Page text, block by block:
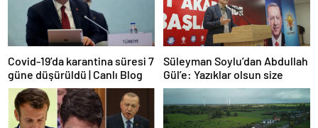
Covid-19’da karantina süresi 7
güne düşürüldü | Canlı Blog
Süleyman Soylu’dan Abdullah
Gül’e: Yazıklar olsun size